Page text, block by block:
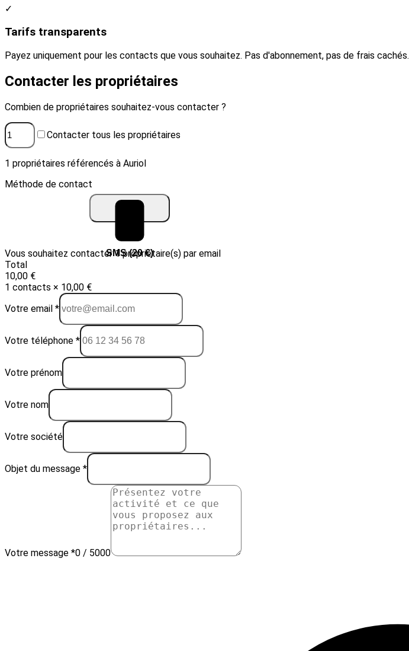
✓
Tarifs transparents
Payez uniquement pour les contacts que vous souhaitez. Pas d'abonnement, pas de frais cachés.
Contacter les propriétaires
Combien de propriétaires souhaitez-vous contacter ?
Contacter tous les propriétaires
1 propriétaires référencés à Auriol
Méthode de contact
Email (10 €) SMS (20 €)
Vous souhaitez contacter 1 propriétaire(s) par email
Total
10,00 €
1 contacts × 10,00 €
Votre email *
Votre téléphone *
Votre prénom
Votre nom
Votre société
Objet du message *
Votre message *0 / 5000